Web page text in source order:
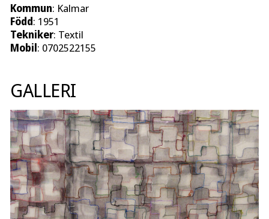
Kommun: Kalmar
Född: 1951
Tekniker: Textil
Mobil: 0702522155
GALLERI